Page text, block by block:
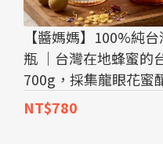
【醬媽媽】100%純
瓶 ｜台灣在地蜂蜜的
700g，採集龍眼花蜜
蜜特有的濃郁蜜香與溫
NT$780